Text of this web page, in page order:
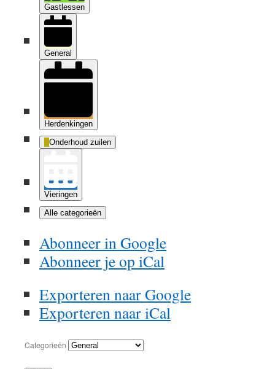
Gastlessen
General
Herdenkingen
Onderhoud zuilen
Vieringen
Alle categorieën
Abonneer inGoogle
Abonneer je op iCal
Exporteren naarGoogle
Exporteren naariCal
Categorieën